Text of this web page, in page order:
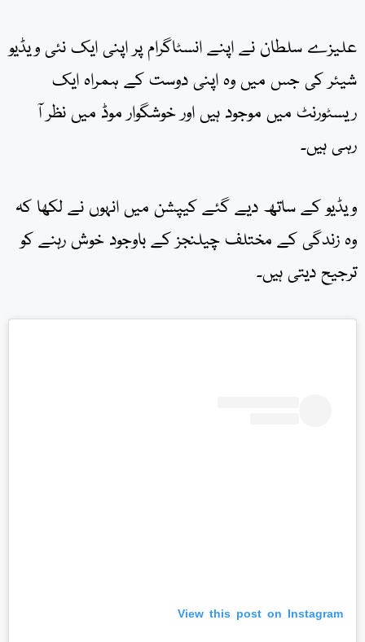
علیزے سلطان نے اپنے انسٹاگرام پر اپنی ایک نئی ویڈیو
شیئر کی جس میں وہ اپنی دوست کے ہمراہ ایک
ریسٹورنٹ میں موجود ہیں اور خوشگوار موڈ میں نظر آ
رہی ہیں۔
ویڈیو کے ساتھ دیے گئے کیپشن میں انہوں نے لکھا کہ
وہ زندگی کے مختلف چیلنجز کے باوجود خوش رہنے کو
ترجیح دیتی ہیں۔
View this post on Instagram